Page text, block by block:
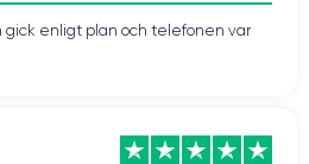
gick enligt plan och telefonen var